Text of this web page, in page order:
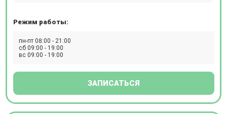
Режим работы:
пн-пт 08:00 - 21:00
сб 09:00 - 19:00
вс 09:00 - 19:00
ЗАПИСАТЬСЯ